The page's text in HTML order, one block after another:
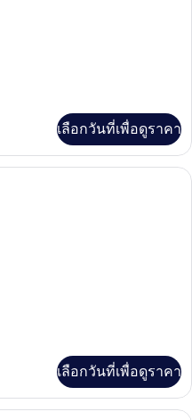
เลือกวันที่เพื่อดูราคา
เครื่องนอนระดับพรีเมียม, ผ้านวมขนเ
เลือกวันที่เพื่อดูราคา